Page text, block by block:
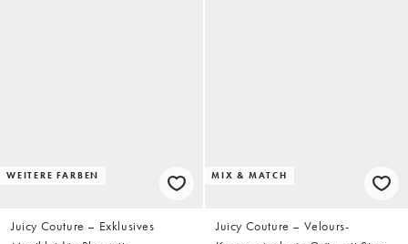
WEITERE FARBEN
Juicy Couture – Exklusives
MIX & MATCH
Juicy Couture – Velours-